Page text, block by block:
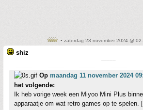
• zaterdag 23 november 2024 @
shiz
¯¯¯¯¯
Op maandag 11 november 2024
het volgende:
Ik heb vorige week een Miyoo Mini Plus
apparaatje om wat retro games op te spelen.